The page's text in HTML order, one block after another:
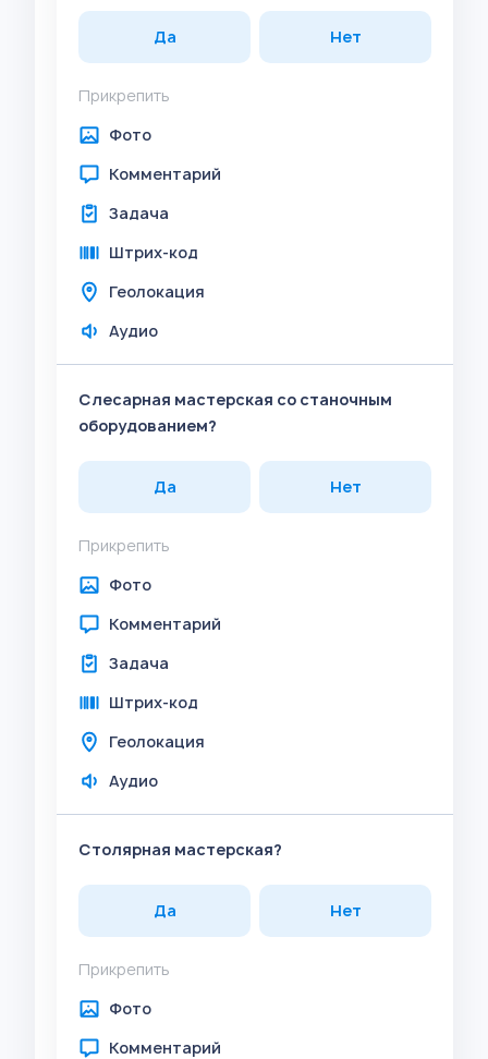
Да Нет
Прикрепить
Фото
Комментарий
Задача
Штрих-код
Геолокация
Аудио
Слесарная мастерская со станочным
оборудованием?
Да Нет
Прикрепить
Фото
Комментарий
Задача
Штрих-код
Геолокация
Аудио
Столярная мастерская?
Да Нет
Прикрепить
Фото
Комментарий